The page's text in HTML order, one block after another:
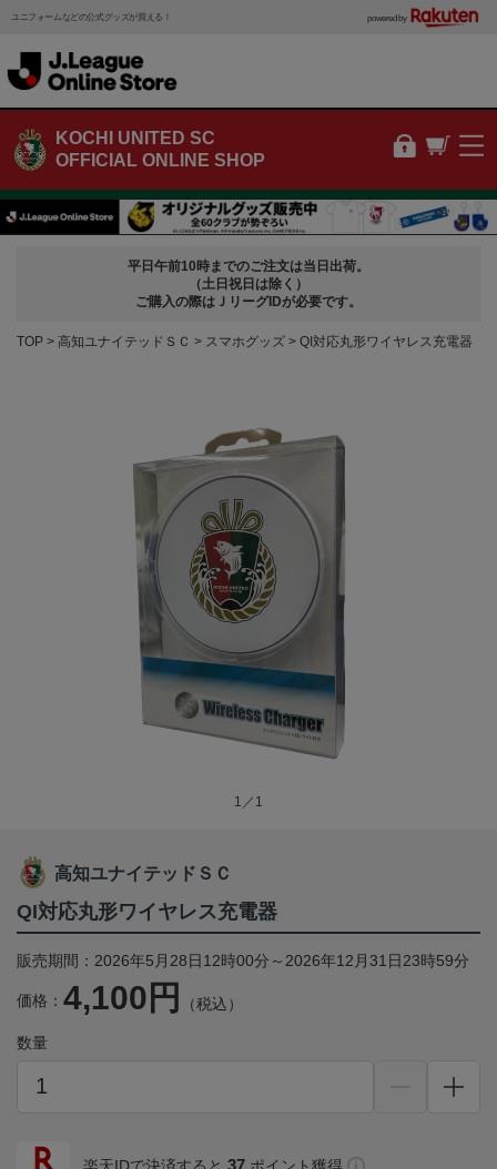
ユニフォームなどの公式グッズが買える！ powered by
KOCHI UNITED SC
OFFICIAL ONLINE SHOP
平日午前10時までのご注文は当日出荷。
（土日祝日は除く）
ご購入の際はＪリーグIDが必要です。
TOP 高知ユナイテッドＳＣ スマホグッズ QI対応丸形ワイヤレス充電器
1／1
高知ユナイテッドＳＣ
QI対応丸形ワイヤレス充電器
販売期間：2026年5月28日12時00分～2026年12月31日23時59分
価格： 4,100円 （税込）
数量
37